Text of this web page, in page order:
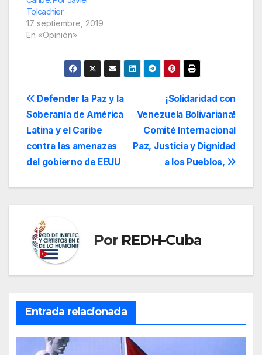
Tolcachier
17 septiembre, 2019
En «Opinión»
Navegación
de
entradas
¡Solidaridad con
Venezuela Bolivariana!
Comité Internacional
Paz, Justicia y Dignidad
a los Pueblos,
Defender la Paz y la
Soberanía de América
Latina y el Caribe
contra las amenazas
del gobierno de EEUU
Por REDH-Cuba
Entrada relacionada